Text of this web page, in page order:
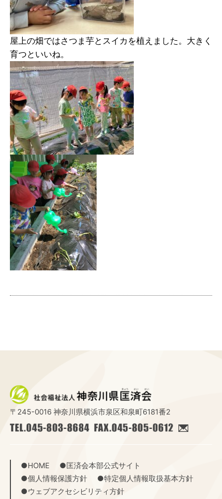
屋上の畑ではさつま芋とスイカを植えました。大きく
育つといいね。
〒245-0016 神奈川県横浜市泉区和泉町6181番2
●HOME
●匡済会本部公式サイト
●個人情報保護方針
●特定個人情報取扱基本方針
●ウェブアクセシビリティ方針